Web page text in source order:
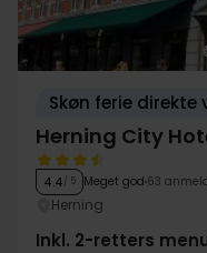
Skøn ferie
Herning City
4.4/ 5 Meget god 63
Herning
Inkl. 2-retters